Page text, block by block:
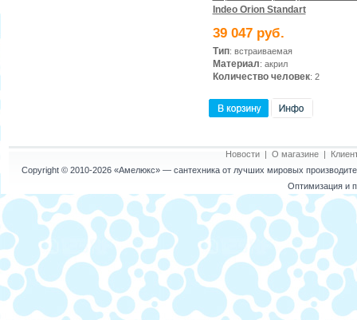
Indeo Orion Standart
39 047 руб.
Тип: встраиваемая
Материал: акрил
Количество человек: 2
Новости| О магазине|
Copyright © 2010-2026 «Амелюкс»— сантехника от лучших мировых
Оптимизация и